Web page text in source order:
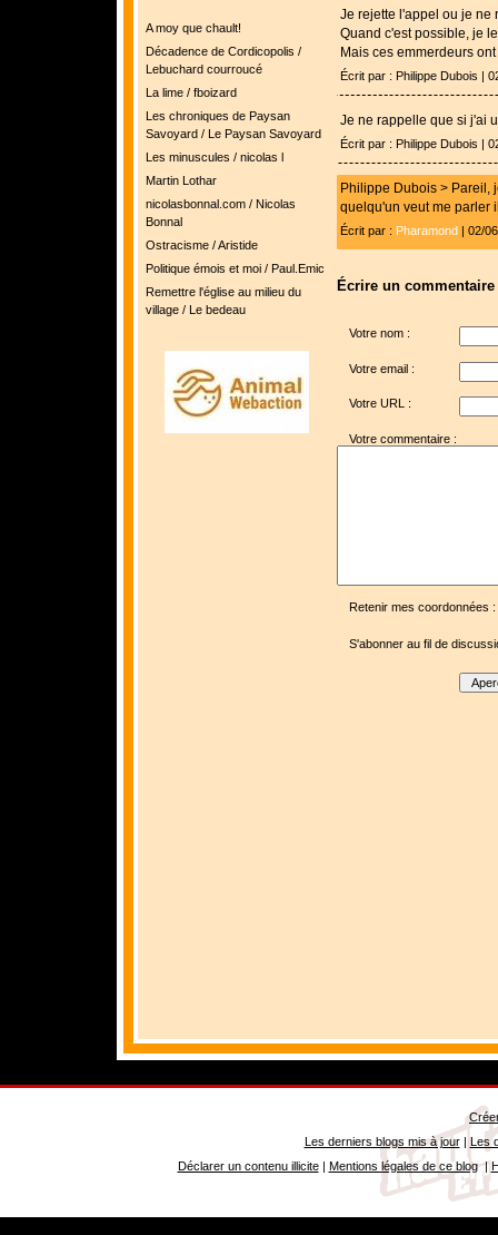
A moy que chault!
Décadence de Cordicopolis /
Lebuchard courroucé
La lime / fboizard
Les chroniques de Paysan
Savoyard / Le Paysan Savoyard
Les minuscules / nicolas l
Martin Lothar
nicolasbonnal.com / Nicolas
Bonnal
Ostracisme / Aristide
Politique émois et moi / Paul.Emic
Remettre l'église au milieu du
village / Le bedeau
Je rejette l'appel ou je ne
Quand c'est possible, je
Mais ces emmerdeurs
Écrit par : Philippe Dubois |
Je ne rappelle que si j'ai
Écrit par : Philippe Dubois |
Philippe Dubois > Pareil,
quelqu'un veut me parler
Écrit par : Pharamond| 02/
Écrire un commentaire
Votre nom :
Votre email :
Votre URL :
Votre commentaire :
Retenir mes coordonnées :
S'abonner au fil de
Les derniers blogs mis à jour| Les
Déclarer un contenu illicite| Mentions légales de ce blog|